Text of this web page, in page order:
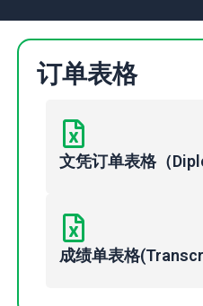
订单表格
文凭订单表格（
成绩单表格